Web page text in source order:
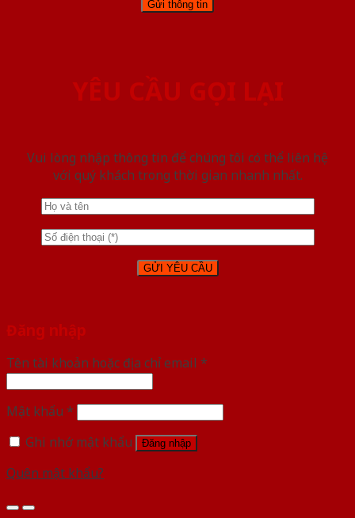
YÊU CẦU GỌI LẠI
Vui lòng nhập thông tin để chúng tôi có thể liên hệ
với quý khách trong thời gian nhanh nhất.
Đăng nhập
Tên tài khoản hoặc địa chỉ email *
Mật khẩu *
Ghi nhớ mật khẩu
Đăng nhập
Quên mật khẩu?